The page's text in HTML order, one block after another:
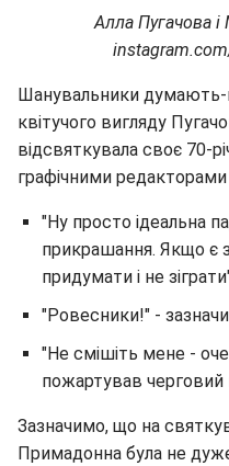
Алла Пугачова
Шанувальники
квітучого вигляду
відсвяткувала своє 70-
графічними
"Ну просто ідеальна
прикрашання. Якщо є
придумати і не
"Ровесники!" -
"Не смішіть мене -
пожартував черговий
Зазначимо, що на
Примадонна була не